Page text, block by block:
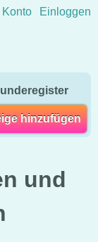
Konto Einloggen
hinzufügen
und